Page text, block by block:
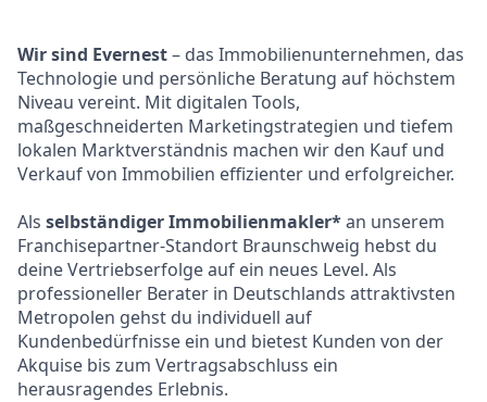
Wir sind Evernest– das Immobilienunternehmen, das
Technologie und persönliche Beratung auf höchstem
Niveau vereint. Mit digitalen Tools,
maßgeschneiderten Marketingstrategien und tiefem
lokalen Marktverständnis machen wir den Kauf und
Verkauf von Immobilien effizienter und erfolgreicher.
Als selbständiger Immobilienmakler*an unserem
Franchisepartner-Standort Braunschweig hebst du
deine Vertriebserfolge auf ein neues Level. Als
professioneller Berater in Deutschlands attraktivsten
Metropolen gehst du individuell auf
Kundenbedürfnisse ein und bietest Kunden von der
Akquise bis zum Vertragsabschluss ein
herausragendes Erlebnis.